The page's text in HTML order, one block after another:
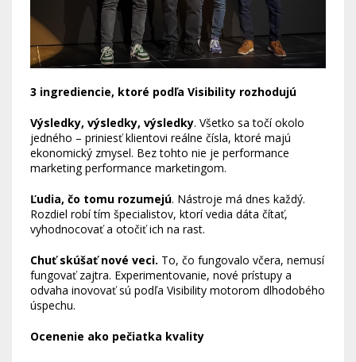
3 ingrediencie, ktoré podľa Visibility rozhodujú
Výsledky, výsledky, výsledky. Všetko sa točí okolo
jedného – priniesť klientovi reálne čísla, ktoré majú
ekonomický zmysel. Bez tohto nie je performance
marketing performance marketingom.
Ľudia, čo tomu rozumejú. Nástroje má dnes každý.
Rozdiel robí tím špecialistov, ktorí vedia dáta čítať,
vyhodnocovať a otočiť ich na rast.
Chuť skúšať nové veci. To, čo fungovalo včera, nemusí
fungovať zajtra. Experimentovanie, nové prístupy a
odvaha inovovať sú podľa Visibility motorom dlhodobého
úspechu.
Ocenenie ako pečiatka kvality